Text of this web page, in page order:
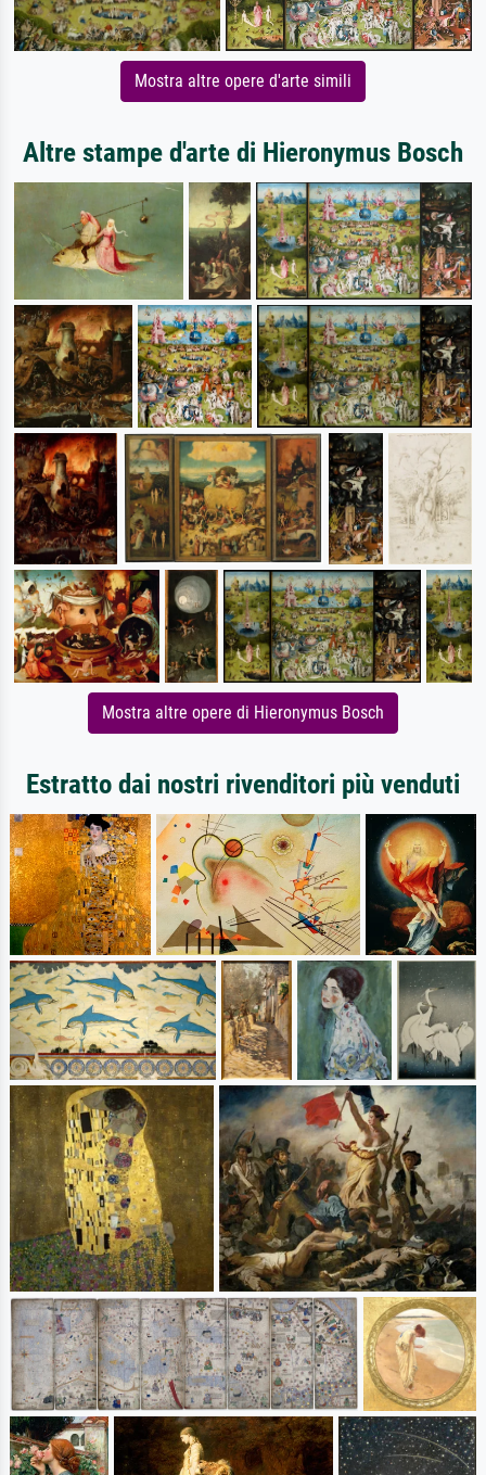
Mostra altre opere d'arte simili
Altre stampe d'arte di Hieronymus Bosch
Mostra altre opere di Hieronymus Bosch
Estratto dai nostri rivenditori più venduti